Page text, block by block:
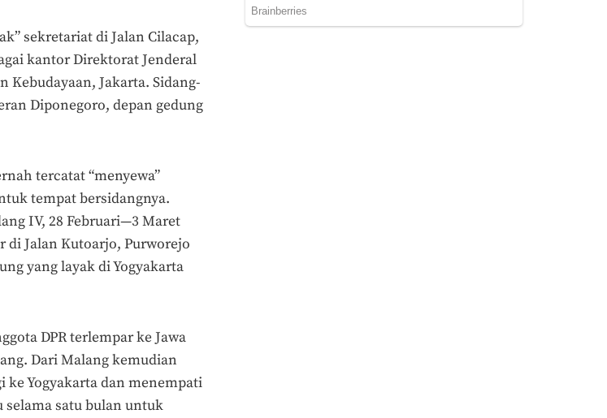
sekretariat di Jalan Cilacap,
kantor Direktorat Jenderal
Kebudayaan, Jakarta. Sidang-
Diponegoro, depan gedung
tercatat “menyewa”
tempat bersidangnya.
IV, 28 Februari—3 Maret
di Jalan Kutoarjo, Purworejo
yang layak di Yogyakarta
DPR terlempar ke Jawa
Dari Malang kemudian
ke Yogyakarta dan menempati
selama satu bulan untuk